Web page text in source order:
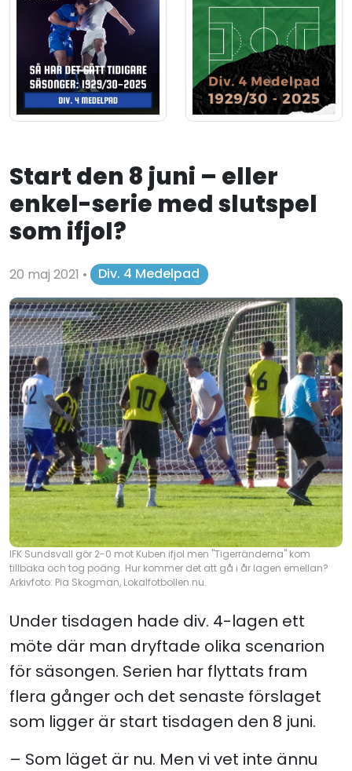
Start den 8 juni – eller
enkel-serie med slutspel
som ifjol?
20 maj 2021 • Div. 4 Medelpad
IFK Sundsvall gör 2-0 mot Kuben ifjol men "Tigerränderna" kom
tillbaka och tog poäng. Hur kommer det att gå i år lagen emellan?
Arkivfoto: Pia Skogman, Lokalfotbollen.nu.
Under tisdagen hade div. 4-lagen ett
möte där man dryftade olika scenarion
för säsongen. Serien har flyttats fram
flera gånger och det senaste förslaget
som ligger är start tisdagen den 8 juni.
– Som läget är nu. Men vi vet inte ännu